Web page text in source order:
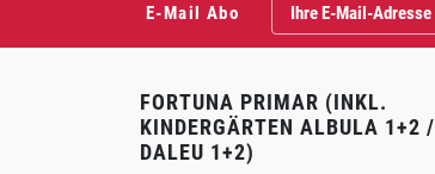
E-Mail Abo
FORTUNA PRIMAR (INKL.
KINDERGÄRTEN ALBULA 1+2 /
DALEU 1+2)